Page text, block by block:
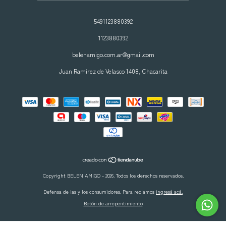
5491123880392
1123880392
belenamigo.com.ar@gmail.com
Juan Ramirez de Velasco 1408, Chacarita
Copyright BELEN AMIGO - 2026. Todos los derechos reservados.
Defensa de las y los consumidores. Para reclamos ingresá acá.
Botón de arrepentimiento